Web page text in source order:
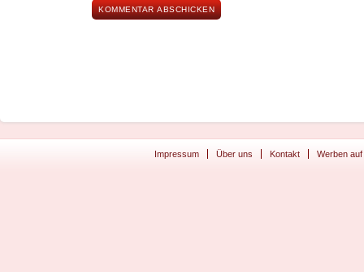
Impressum Über uns Kontakt Werben